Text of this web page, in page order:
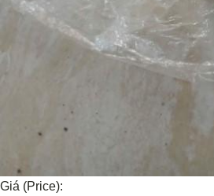
Giá (Price):